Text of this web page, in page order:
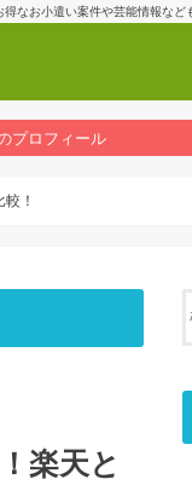
なお小遣い案件や芸能情報など
プロフィール
！
楽天と